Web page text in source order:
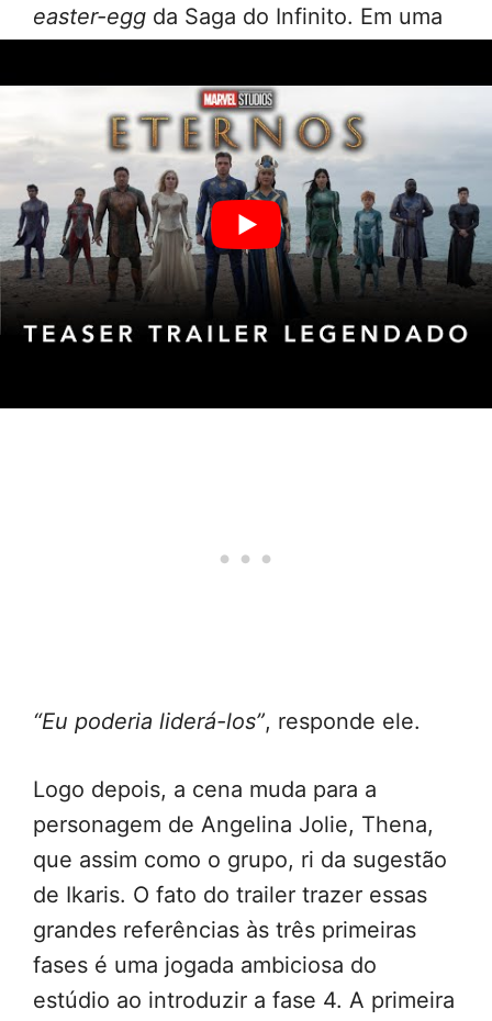
easter-egg da Saga do Infinito. Em uma
(Robert Downey Jr. ) e Capitão América
(Chris Evans) são mencionados. Na
conversa em questão, Sprite (Lia
McHugh) menciona o fato de que
Capitão Rogers e Homem de Ferro “se
foram”, confirmando a parte que o filme
se passa após o blip. Sprite ainda
questiona a Richard Madden (Ikaris),
“Eu poderia liderá-los”, responde ele.
Logo depois, a cena muda para a
personagem de Angelina Jolie, Thena,
que assim como o grupo, ri da sugestão
de Ikaris. O fato do trailer trazer essas
grandes referências às três primeiras
fases é uma jogada ambiciosa do
estúdio ao introduzir a fase 4. A primeira